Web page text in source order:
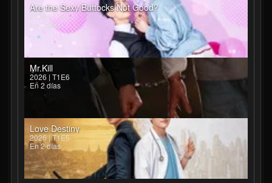
Are the Sexy Buttocks Not Good?
2026 | T1E6
En 2 días
Mr.Kill
2026 | T1E6
En 2 días
Love Destiny
2026 | T1E5
En 2 días